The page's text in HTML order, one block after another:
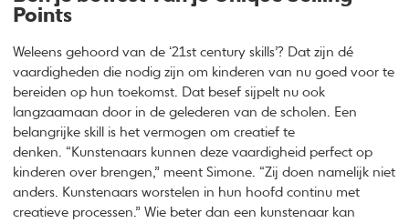
Points
Weleens gehoord van de ‘21st century skills’? Dat zijn dé
vaardigheden die nodig zijn om kinderen van nu goed voor te
bereiden op hun toekomst. Dat besef sijpelt nu ook
langzaamaan door in de gelederen van de scholen. Een
belangrijke skill is het vermogen om creatief te
denken. “Kunstenaars kunnen deze vaardigheid perfect op
kinderen over brengen,” meent Simone. “Zij doen namelijk niet
anders. Kunstenaars worstelen in hun hoofd continu met
creatieve processen.” Wie beter dan een kunstenaar kan